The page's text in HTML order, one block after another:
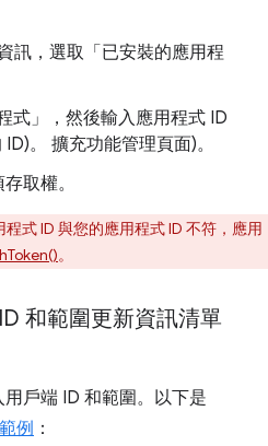
訊，選取「已安裝的應用程
式」
，然後輸入應用程式 ID
。 擴充功能管理頁面)。
取權。
式 ID 與您的應用程式 ID 不符，應用
。
和範圍更新資訊清單
戶端 ID 和範圍。以下是
例 ：